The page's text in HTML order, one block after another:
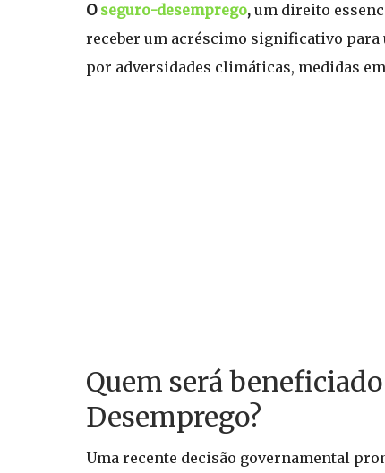
O seguro-desemprego, um direito
receber um acréscimo significativo para
por adversidades climáticas, medidas
Quem será
Desemprego?
Uma recente decisão governamental